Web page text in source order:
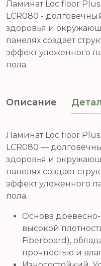
Ламинат Loc floor
LCR080 -
здоровья и
панелях создает
эффект уложенного
пола.
Описание
Ламинат Loc floor
LCR080 —
здоровья и
панелях создает
эффект уложенного
пола.
Основа
высокой
Fiberboard),
прочностью и